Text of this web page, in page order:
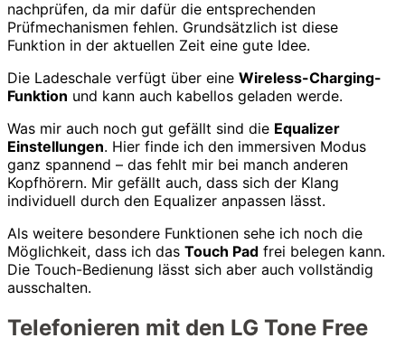
nachprüfen, da mir dafür die entsprechenden
Prüfmechanismen fehlen. Grundsätzlich ist diese
Funktion in der aktuellen Zeit eine gute Idee.
Die Ladeschale verfügt über eine Wireless-Charging-
Funktion und kann auch kabellos geladen werde.
Was mir auch noch gut gefällt sind die Equalizer
Einstellungen. Hier finde ich den immersiven Modus
ganz spannend – das fehlt mir bei manch anderen
Kopfhörern. Mir gefällt auch, dass sich der Klang
individuell durch den Equalizer anpassen lässt.
Als weitere besondere Funktionen sehe ich noch die
Möglichkeit, dass ich das Touch Pad frei belegen kann.
Die Touch-Bedienung lässt sich aber auch vollständig
ausschalten.
Telefonieren mit den LG Tone Free